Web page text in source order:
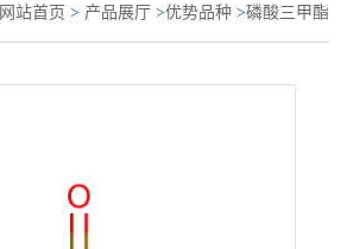
网站首页 > 产品展厅 >优势品种 >磷酸三甲酯